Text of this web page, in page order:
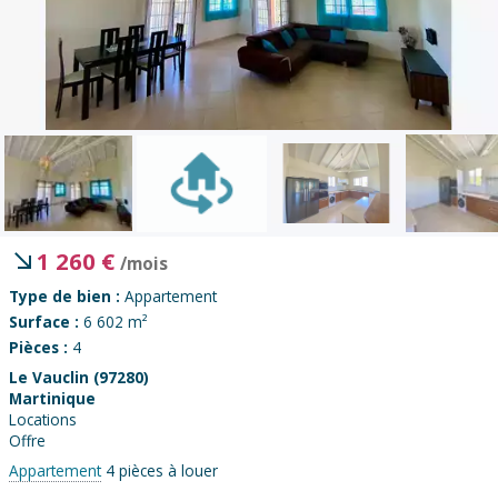
1 260 € /mois
Type de bien : Appartement
Surface : 6 602 m²
Pièces : 4
Le Vauclin (97280)
Martinique
Locations
Offre
Appartement4 pièces à louer